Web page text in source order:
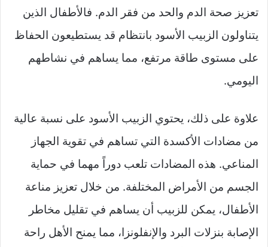
تعزيز صحة الدم والحد من فقر الدم. فالأطفال الذين
يتناولون الزبيب الأسود بانتظام قد يستطيعون الحفاظ
على مستوى طاقة مرتفع، مما يساهم في نشاطهم
اليومي.
علاوة على ذلك، يحتوي الزبيب الأسود على نسبة عالية
من مضادات الأكسدة التي تساهم في تقوية الجهاز
المناعي. هذه المضادات تلعب دوراً مهما في حماية
الجسم من الأمراض المختلفة. من خلال تعزيز مناعة
الأطفال، يمكن للزبيب أن يساهم في تقليل مخاطر
الإصابة بنزلات البرد والإنفلونزا، مما يمنح الأهل راحة